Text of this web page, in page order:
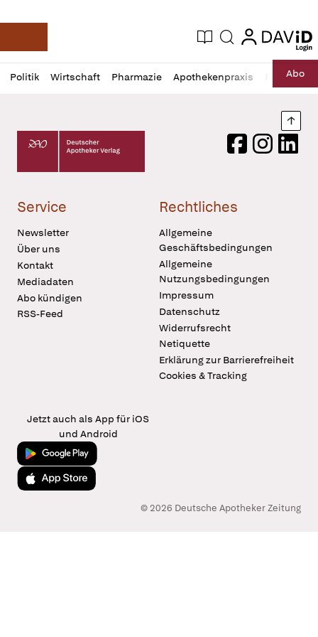
Deutsche Apotheker Zeitung
Aktuelle Ausgabe
Suche login
login
Politik Wirtschaft Pharmazie Apothekenpraxis RechtAbo
Profil
öffnen
Daz
Pur
Deutscher Apotheker Verlag Logo
FacebookInstagram
Service
Newsletter
Über uns
Kontakt
Mediadaten
Abo kündigen
RSS-Feed
Rechtliches
Allgemeine
Geschäftsbedingungen
Allgemeine
Nutzungsbedingungen
Impressum
Datenschutz
Widerrufsrecht
Netiquette
Erklärung zur Barrierefreiheit
Cookies & Tracking
Jetzt auch als App für iOS
und Android
Jetzt bei Google Play
Laden im App Store
© 2026 Deutsche Apotheker Zeitung